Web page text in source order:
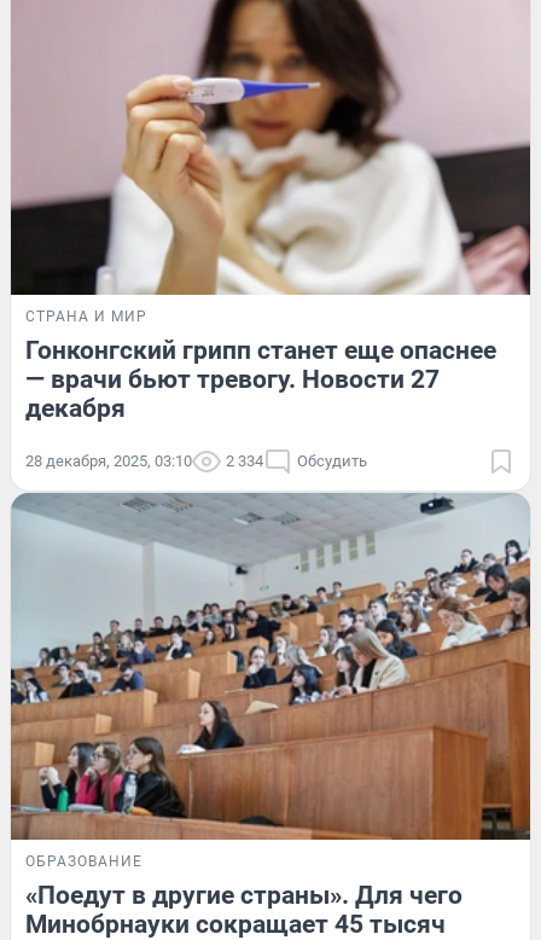
СТРАНА И МИР
Гонконгский грипп станет еще опаснее
— врачи бьют тревогу. Новости 27
декабря
28 декабря, 2025, 03:10 2 334 Обсудить
ОБРАЗОВАНИЕ
«Поедут в другие страны». Для чего
Минобрнауки сокращает 45 тысяч